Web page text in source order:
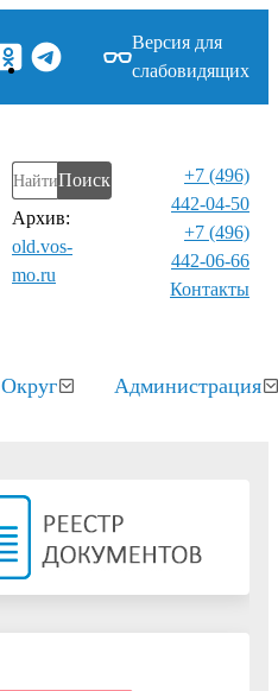
Версия для
слабовидящих
Поиск
Архив:
old.vos-
mo.ru
+7 (496)
442-04-50
+7 (496)
442-06-66
Контакты⁠
Округ Администрация